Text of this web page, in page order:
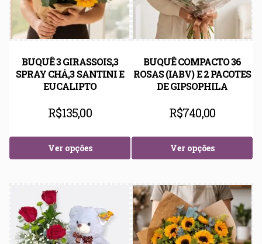
BUQUÊ 3 GIRASSOIS,3
SPRAY CHÁ,3 SANTINI E
EUCALIPTO
R$135,00
Ver opções
BUQUÊ COMPACTO 36
ROSAS (IABV) E 2 PACOTES
DE GIPSOPHILA
R$740,00
Ver opções